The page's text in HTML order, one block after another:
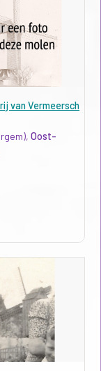
van Vermeersch
Oost-